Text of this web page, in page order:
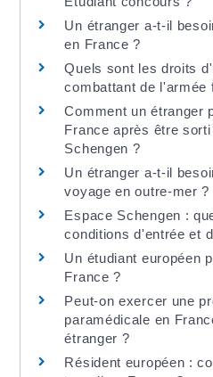
Un étranger a-t-il
en France ?
Quels sont les droits
combattant de l'armée
Comment un étranger
France après être
Schengen ?
Un étranger a-t-il
voyage en outre-mer ?
Espace Schengen :
conditions d'entrée et
Un étudiant européen
France ?
Peut-on exercer une
paramédicale en
étranger ?
Résident européen :